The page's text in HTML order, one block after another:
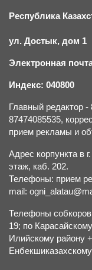
Республика
ул. Достык, дом 1
Электронная
Индекс: 040800
Главный редактор -
87474085535,
прием рекламы и
Адрес корпункта в
этаж, каб. 202.
Телефоны: прием
mail:
Телефоны
19; по
Илийскому району